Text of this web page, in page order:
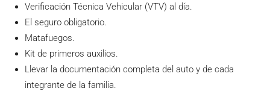
Verificación Técnica Vehicular (VTV) al día.
El seguro obligatorio.
Matafuegos.
Kit de primeros auxilios.
Llevar la documentación completa del auto y de cada
integrante de la familia.